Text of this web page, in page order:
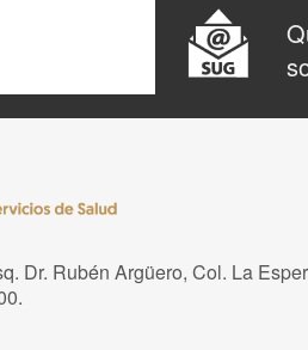
Dr. Rubén Argüero, Col. La